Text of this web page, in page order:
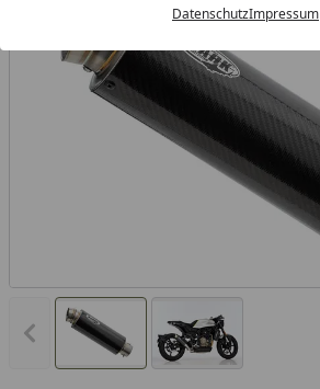
DatenschutzImpressum
Vorheriges Bild anzeigen